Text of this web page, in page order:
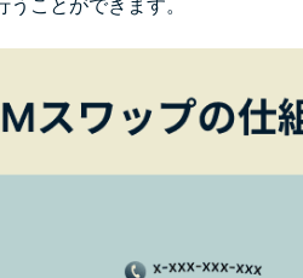
ことができます。